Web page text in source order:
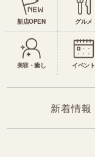
新店OPEN グルメ
美容・癒し イベント
新着情報